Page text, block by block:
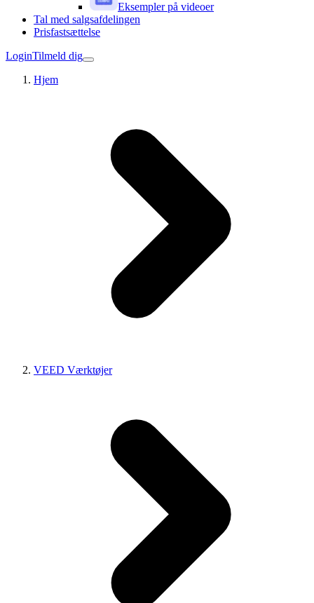
Eksempler på videoer
Tal med salgsafdelingen
Prisfastsættelse
LoginTilmeld dig
Hjem
VEED Værktøjer